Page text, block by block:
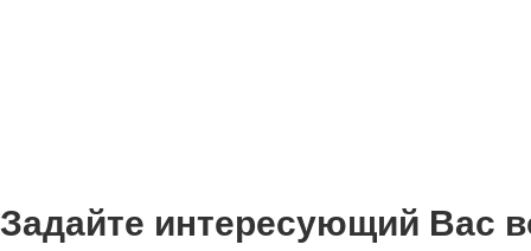
Задайте интересующий Вас